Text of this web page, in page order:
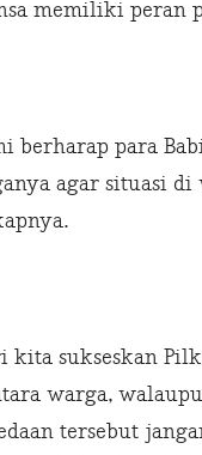
memiliki peran
berharap para
agar situasi di
kita sukseskan
warga,
tersebut